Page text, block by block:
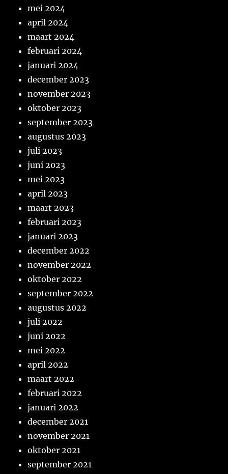
mei 2024
april 2024
maart 2024
februari 2024
januari 2024
december 2023
november 2023
oktober 2023
september 2023
augustus 2023
juli 2023
juni 2023
mei 2023
april 2023
maart 2023
februari 2023
januari 2023
december 2022
november 2022
oktober 2022
september 2022
augustus 2022
juli 2022
juni 2022
mei 2022
april 2022
maart 2022
februari 2022
januari 2022
december 2021
november 2021
oktober 2021
september 2021